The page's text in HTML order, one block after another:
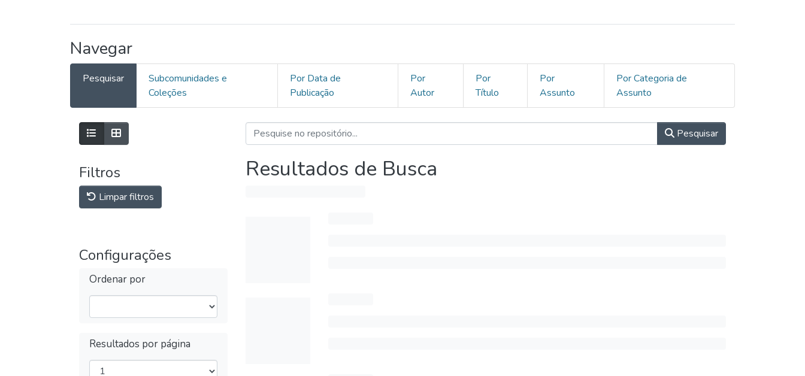
Navegar
Pesquisar
Subcomunidades e
Coleções
Por Data de
Publicação
Por
Autor
Por
Título
Por
Assunto
Por Categoria de
Assunto
Filtros
Limpar filtros
Configurações
Ordenar por
Resultados por página
Pesquisar
Resultados de Busca